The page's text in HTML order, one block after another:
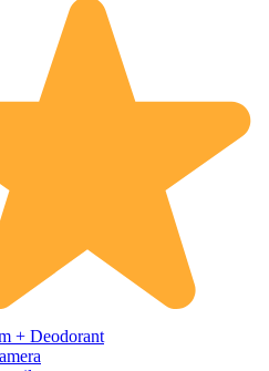
+ Deodorant